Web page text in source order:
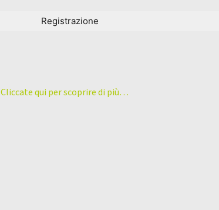
Cliccate qui per scoprire di più…